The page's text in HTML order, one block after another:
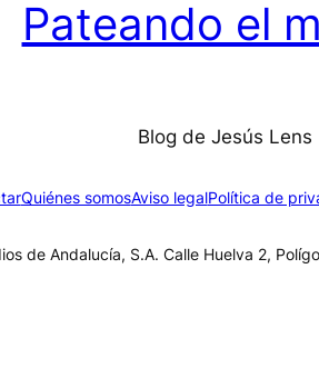
Pateando el
Blog de Jesús Lens
Quiénes somosAviso legalPolítica de
de Andalucía, S.A. Calle Huelva 2,